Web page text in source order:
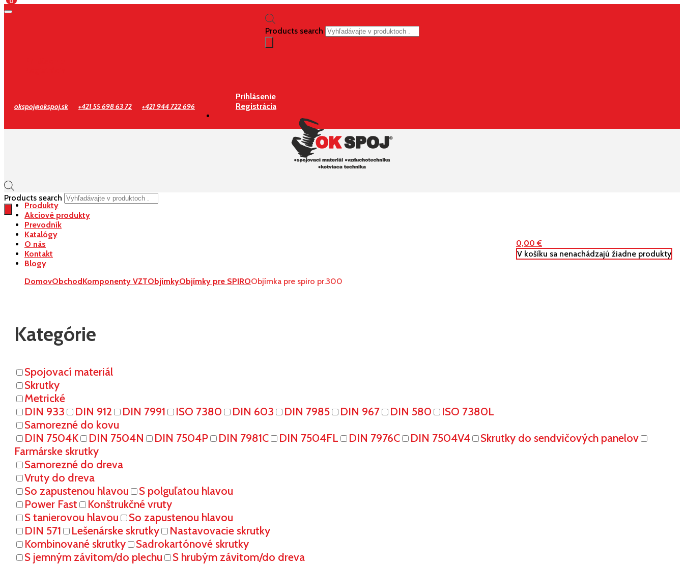
Products search
okspoj@okspoj.sk +421 55 698 63 72 +421 944 722 696
Prihlásenie
Registrácia
Products search
0,00€
V košíku sa nenachádzajú žiadne produkty
Produkty
Akciové produkty
Prevodník
Katalógy
O nás
Kontakt
Blogy
DomovObchodKomponenty VZTObjímkyObjímky pre SPIROObjímka pre spiro pr.300
Kategórie
Spojovací materiál
Skrutky
Metrické
DIN 933
DIN 912 DIN 7991 ISO 7380 DIN 603 DIN 7985 DIN 967 DIN 580
ISO 7380L
Samorezné do kovu
DIN 7504K
DIN 7504N DIN 7504P DIN 7981C DIN 7504FL DIN 7976C DIN 7504V4
Skrutky do sendvičových panelov
Farmárske skrutky
Samorezné do dreva
Vruty do dreva
So zapustenou hlavou
S polguľatou hlavou
Power Fast
Konštrukčné vruty
S tanierovou hlavou
So zapustenou hlavou
DIN 571
Lešenárske skrutky
Nastavovacie skrutky
Kombinované skrutky
Sadrokartónové skrutky
S jemným závitom/do plechu
S hrubým závitom/do dreva